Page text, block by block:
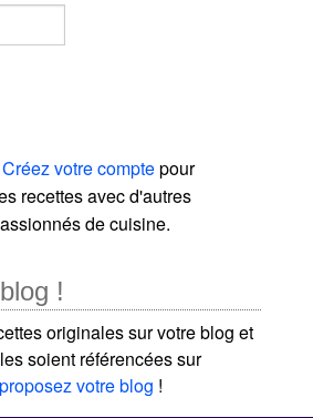
Créez votre comptepour
recettes avec d'autres
de cuisine.
!
originales sur votre blog et
soient référencées sur
proposez votre blog !